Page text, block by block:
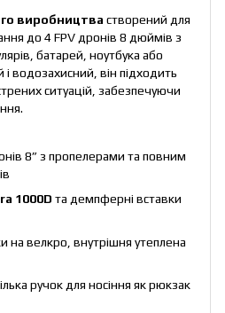
виробництва створений для
до 4 FPV дронів 8 дюймів з
батарей, ноутбука або
водозахисний, він підходить
ситуацій, забезпечуючи
8” з пропелерами та повним
1000D та демпферні вставки
на велкро, внутрішня утеплена
ручок для носіння як рюкзак